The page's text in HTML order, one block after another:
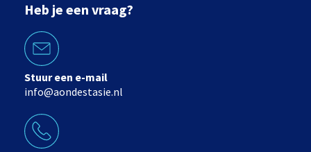
Heb je een vraag?
Stuur een e-mail
info@aondestasie.nl